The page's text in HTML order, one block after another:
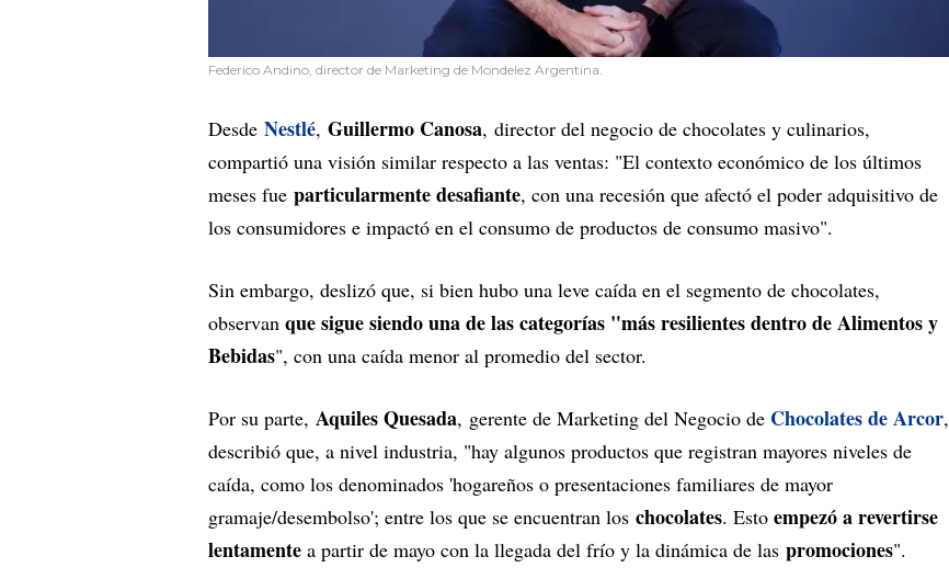
Federico Andino, director de Marketing de Mondelez Argentina.
Desde Nestlé, Guillermo Canosa, director del negocio de chocolates y culinarios,
compartió una visión similar respecto a las ventas: "El contexto económico de los últimos
meses fue particularmente desafiante, con una recesión que afectó el poder adquisitivo de
los consumidores e impactó en el consumo de productos de consumo masivo".
Sin embargo, deslizó que, si bien hubo una leve caída en el segmento de chocolates,
observan que sigue siendo una de las categorías "más resilientes dentro de Alimentos y
Bebidas", con una caída menor al promedio del sector.
Por su parte, Aquiles Quesada, gerente de Marketing del Negocio de Chocolates de Arcor,
describió que, a nivel industria, "hay algunos productos que registran mayores niveles de
caída, como los denominados 'hogareños o presentaciones familiares de mayor
gramaje/desembolso'; entre los que se encuentran los chocolates. Esto empezó a revertirse
lentamente a partir de mayo con la llegada del frío y la dinámica de las promociones".